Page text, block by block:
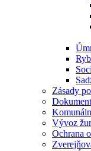
Zásady
Vývoz
Ochrana